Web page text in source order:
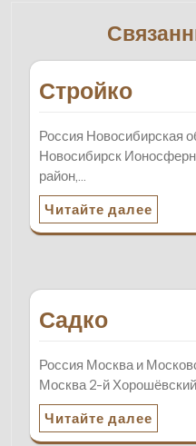
Стройко
Россия Новосибирская
Новосибирск
район,…
Читайте далее
Садко
Россия Москва и
Москва 2-й Хорошёвский
Читайте далее